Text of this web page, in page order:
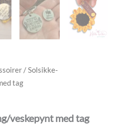
/ Solsikke-
tag
veskepynt med tag